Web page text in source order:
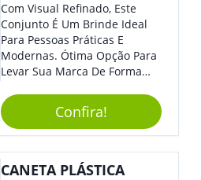
Com Visual Refinado, Este
Conjunto É Um Brinde Ideal
Para Pessoas Práticas E
Modernas. Ótima Opção Para
Levar Sua Marca De Forma
Sua Empresa Em Eventos,
Reuniões Corporativas Ou Até
Mesmo Para Presentear
Colaboradores E Parceiros De
Sua Empresa.
Confira!
CANETA PLÁSTICA